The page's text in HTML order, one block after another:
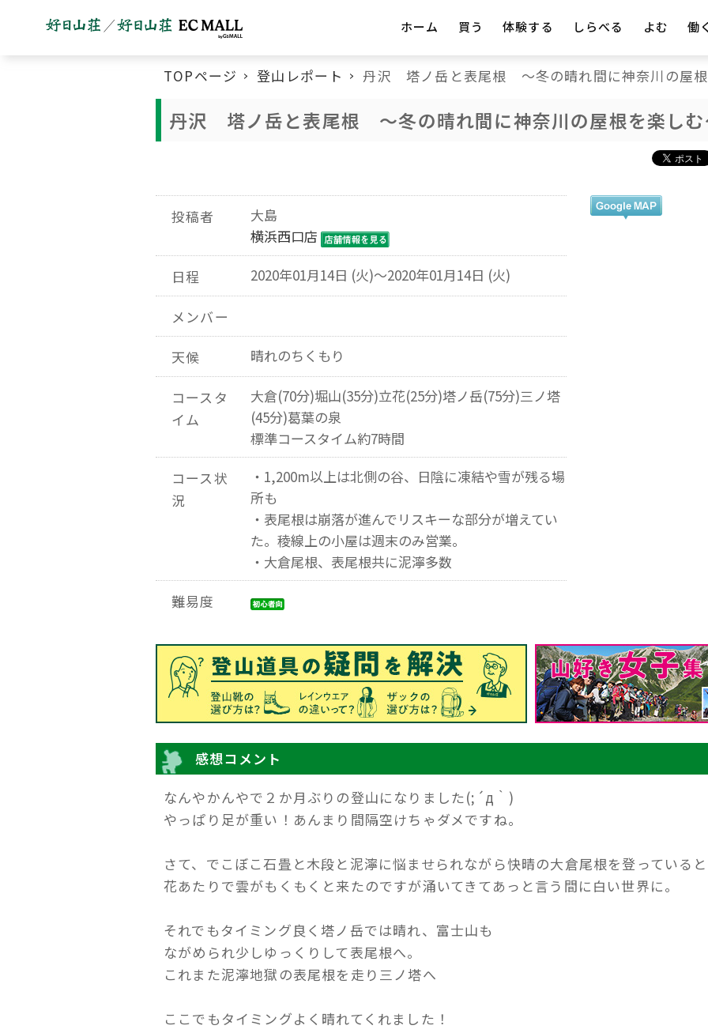
ホーム 買う 体験する しらべる よむ 働
TOPページ 登山レポート 丹沢 塔ノ岳と表尾根 ～冬の晴れ間に神奈川の屋
丹沢 塔ノ岳と表尾根 ～冬の晴れ間に神奈川の屋根を楽し
投稿者
大島
横浜西口店
日程 2020年01月14日 (火)～2020年01月14日 (火)
メンバー
天候 晴れのちくもり
コースタ
イム
大倉(70分)堀山(35分)立花(25分)塔ノ岳(75分)三ノ塔
(45分)葛葉の泉
標準コースタイム約7時間
コース状
況
・1,200m以上は北側の谷、日陰に凍結や雪が残る場
所も
・表尾根は崩落が進んでリスキーな部分が増えてい
た。稜線上の小屋は週末のみ営業。
・大倉尾根、表尾根共に泥濘多数
難易度
感想コメント
なんやかんやで２か月ぶりの登山になりました(;´д｀)
やっぱり足が重い！あんまり間隔空けちゃダメですね。
さて、でこぼこ石畳と木段と泥濘に悩ませられながら快晴の大倉尾根を登っている
花あたりで雲がもくもくと来たのですが涌いてきてあっと言う間に白い世界に。
それでもタイミング良く塔ノ岳では晴れ、富士山も
ながめられ少しゆっくりして表尾根へ。
これまた泥濘地獄の表尾根を走り三ノ塔へ
ここでもタイミングよく晴れてくれました！